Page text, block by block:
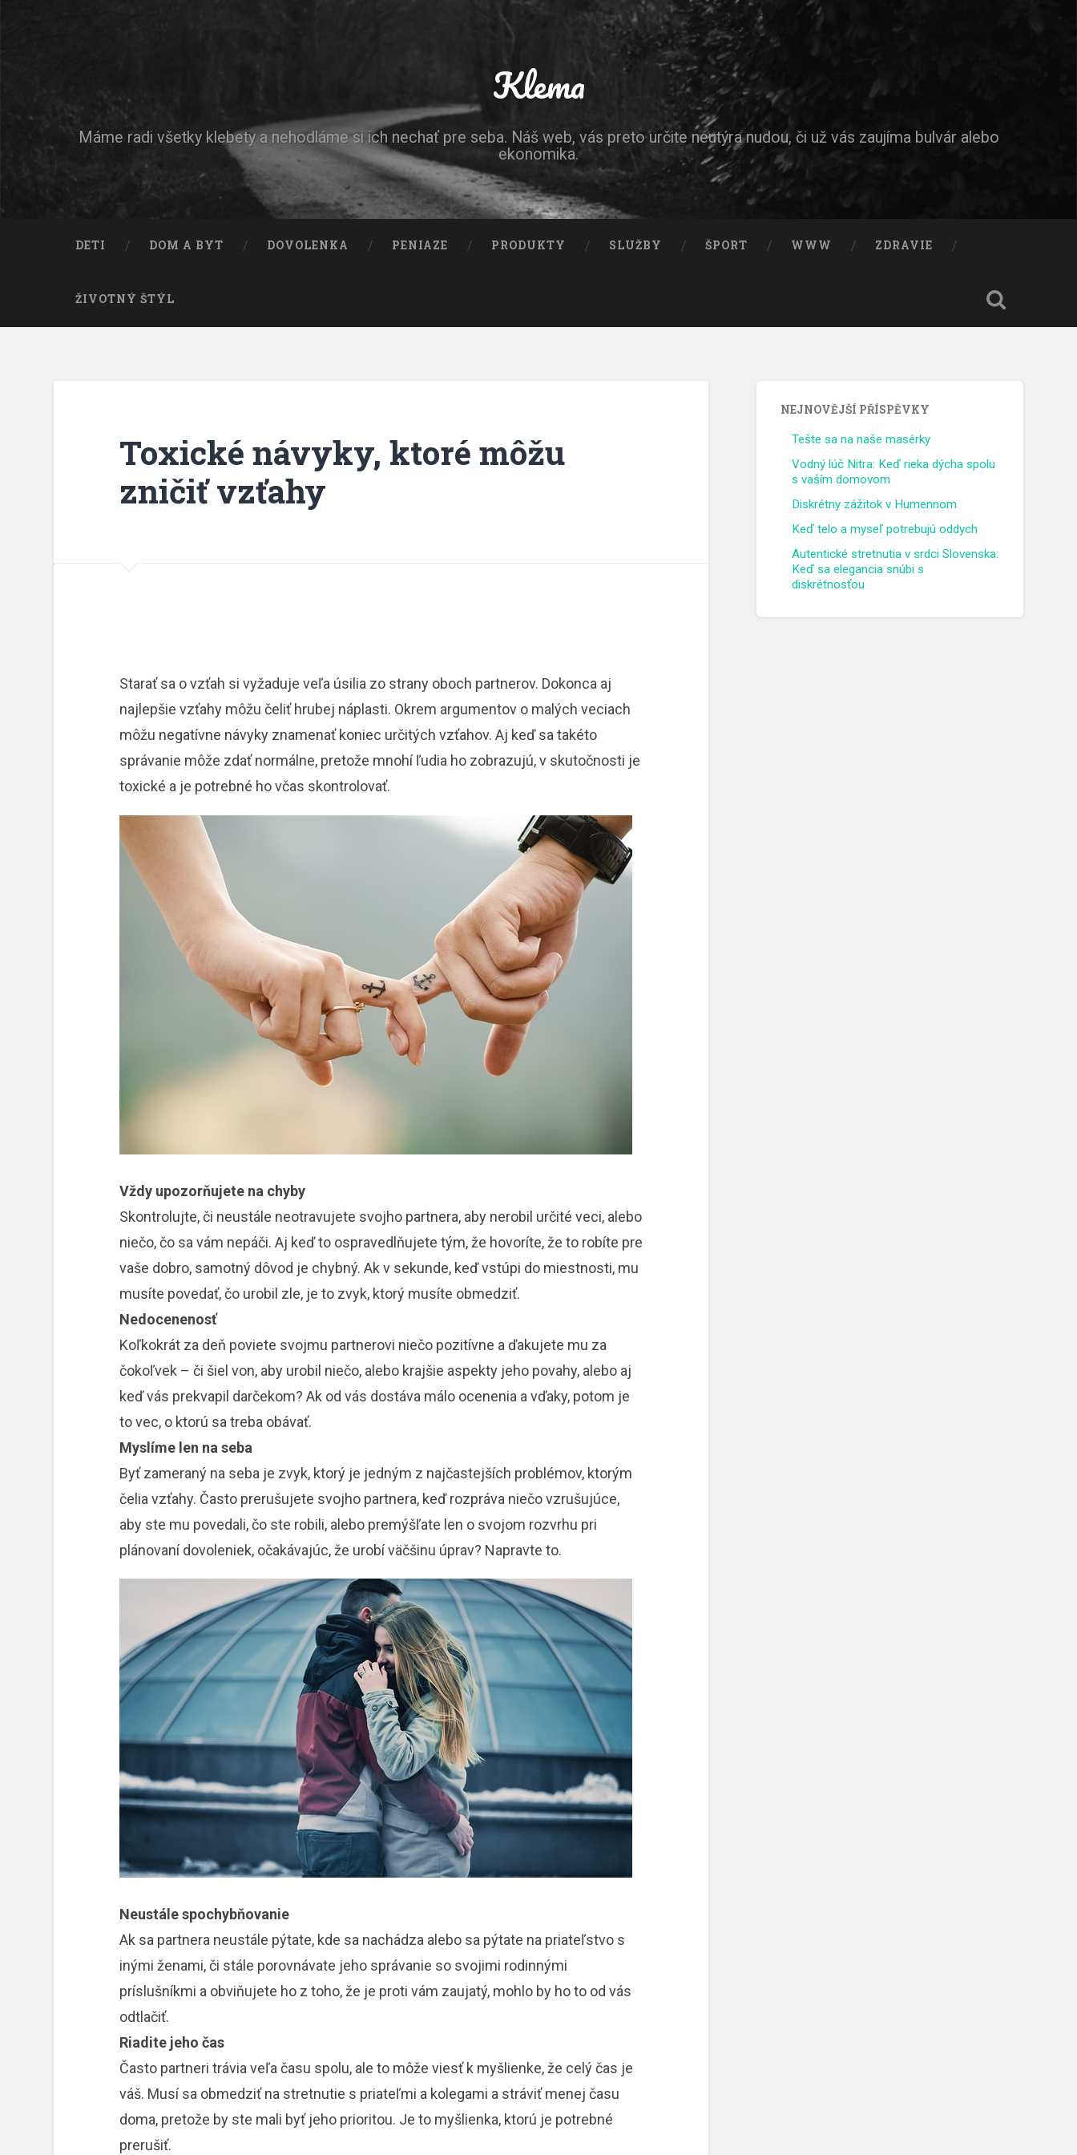
Klema
Máme radi všetky klebety a nehodláme si ich nechať pre seba. Náš web, vás preto určite neutýra nudou, či už vás zaujíma bulvár alebo
ekonomika.
DETI DOM A BYT DOVOLENKA PENIAZE PRODUKTY SLUŽBY ŠPORT WWW ZDRAVIE
ŽIVOTNÝ ŠTÝL
Toxické návyky, ktoré môžu
zničiť vzťahy
Starať sa o vzťah si vyžaduje veľa úsilia zo strany oboch partnerov. Dokonca aj
najlepšie vzťahy môžu čeliť hrubej náplasti. Okrem argumentov o malých veciach
môžu negatívne návyky znamenať koniec určitých vzťahov. Aj keď sa takéto
správanie môže zdať normálne, pretože mnohí ľudia ho zobrazujú, v skutočnosti je
toxické a je potrebné ho včas skontrolovať.
Vždy upozorňujete na chyby
Skontrolujte, či neustále neotravujete svojho partnera, aby nerobil určité veci, alebo
niečo, čo sa vám nepáči. Aj keď to ospravedlňujete tým, že hovoríte, že to robíte pre
vaše dobro, samotný dôvod je chybný. Ak v sekunde, keď vstúpi do miestnosti, mu
musíte povedať, čo urobil zle, je to zvyk, ktorý musíte obmedziť.
Nedocenenosť
Koľkokrát za deň poviete svojmu partnerovi niečo pozitívne a ďakujete mu za
čokoľvek – či šiel von, aby urobil niečo, alebo krajšie aspekty jeho povahy, alebo aj
keď vás prekvapil darčekom? Ak od vás dostáva málo ocenenia a vďaky, potom je
to vec, o ktorú sa treba obávať.
Myslíme len na seba
Byť zameraný na seba je zvyk, ktorý je jedným z najčastejších problémov, ktorým
čelia vzťahy. Často prerušujete svojho partnera, keď rozpráva niečo vzrušujúce,
aby ste mu povedali, čo ste robili, alebo premýšľate len o svojom rozvrhu pri
plánovaní dovoleniek, očakávajúc, že ​​urobí väčšinu úprav? Napravte to.
Neustále spochybňovanie
Ak sa partnera neustále pýtate, kde sa nachádza alebo sa pýtate na priateľstvo s
inými ženami, či stále porovnávate jeho správanie so svojimi rodinnými
príslušníkmi a obviňujete ho z toho, že je proti vám zaujatý, mohlo by ho to od vás
odtlačiť.
Riadite jeho čas
Často partneri trávia veľa času spolu, ale to môže viesť k myšlienke, že celý čas je
váš. Musí sa obmedziť na stretnutie s priateľmi a kolegami a stráviť menej času
doma, pretože by ste mali byť jeho prioritou. Je to myšlienka, ktorú je potrebné
prerušiť.
NEJNOVĚJŠÍ PŘÍSPĚVKY
Tešte sa na naše masérky
Vodný lúč Nitra: Keď rieka dýcha spolu
s vaším domovom
Diskrétny zážitok v Humennom
Keď telo a myseľ potrebujú oddych
Autentické stretnutia v srdci Slovenska:
Keď sa elegancia snúbi s
diskrétnosťou